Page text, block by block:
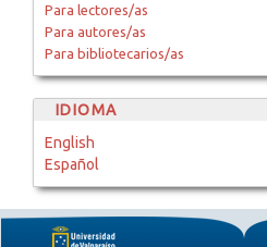
Para lectores/as
Para autores/as
Para bibliotecarios/as
IDIOMA
English
Español